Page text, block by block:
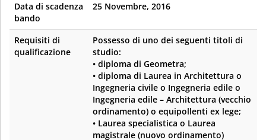
Data di scadenza
bando
25 Novembre, 2016
Requisiti di
qualificazione
Possesso di uno dei seguenti titoli di
studio:
• diploma di Geometra;
• diploma di Laurea in Architettura o
Ingegneria civile o Ingegneria edile o
Ingegneria edile – Architettura (vecchio
ordinamento) o equipollenti ex lege;
• Laurea specialistica o Laurea
magistrale (nuovo ordinamento)